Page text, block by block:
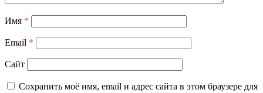
Имя *
Email *
Сайт
Сохранить моё имя, email и адрес сайта в этом браузере для